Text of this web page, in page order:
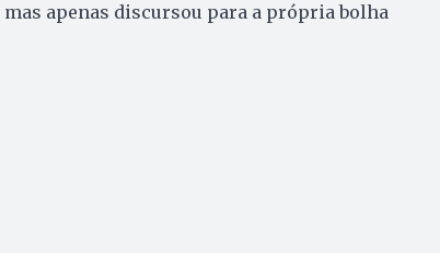
apenas discursou para a própria bolha